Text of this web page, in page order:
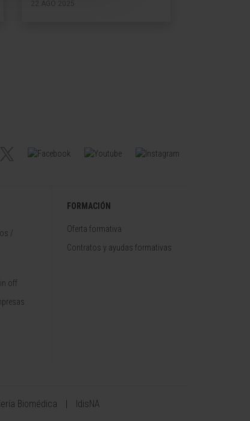
/
off
FORMACIÓN
Oferta formativa
Contratos y ayudas formativas
Biomédica IdisNA